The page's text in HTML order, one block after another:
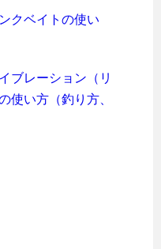
クベイトの使い
ブレーション（リ
使い方（釣り方、